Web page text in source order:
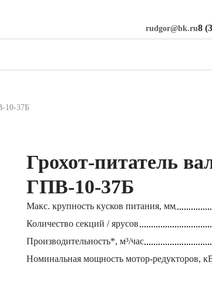
rudgor@bk.ru8
10-37Б
Грохот-питатель
ГПВ-10-37Б
Макс. крупность кусков питания, мм
Количество секций / ярусов
Производительность*, м³/час
Номинальная мощность мотор-редукторов,